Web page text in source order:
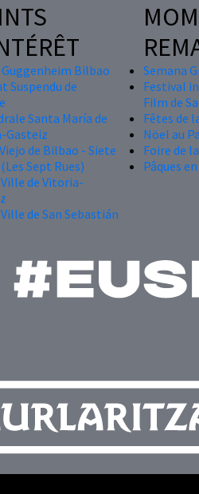
Guggenheim Bilbao
Suspendu de
Santa María de
Gasteiz
de Bilbao - Siete
Sept Rues)
de Vitoria-
de San Sebastián
Semana
Festival
Film de
Fêtes de
Nöel au
Foire de
Pâques